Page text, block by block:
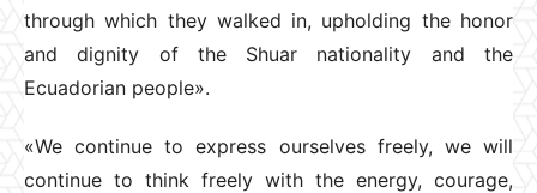
through which they walked in, upholding the honor
and dignity of the Shuar nationality and the
Ecuadorian people».
«We continue to express ourselves freely, we will
continue to think freely with the energy, courage,